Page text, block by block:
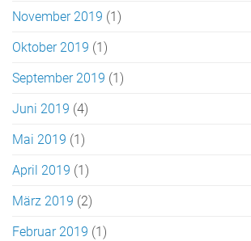
November 2019 (1)
Oktober 2019 (1)
September 2019 (1)
Juni 2019 (4)
Mai 2019 (1)
April 2019 (1)
März 2019 (2)
Februar 2019 (1)